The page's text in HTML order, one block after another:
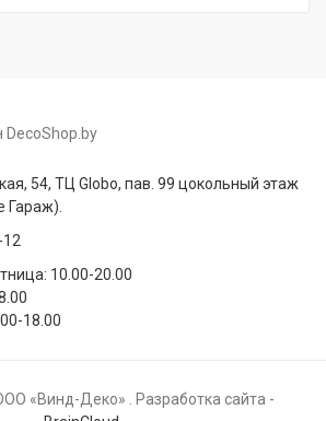
54, ТЦ Globo, пав. 99 цокольный этаж
Гараж).
10.00-20.00
18.00
«Винд-Деко» . Разработка сайта -